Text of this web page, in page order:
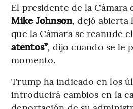
El presidente de la Cámara
Mike Johnson, dejó abierta
que la Cámara se reanude
atentos”, dijo cuando se le
momento.
Trump ha indicado en los
introducirá cambios en la